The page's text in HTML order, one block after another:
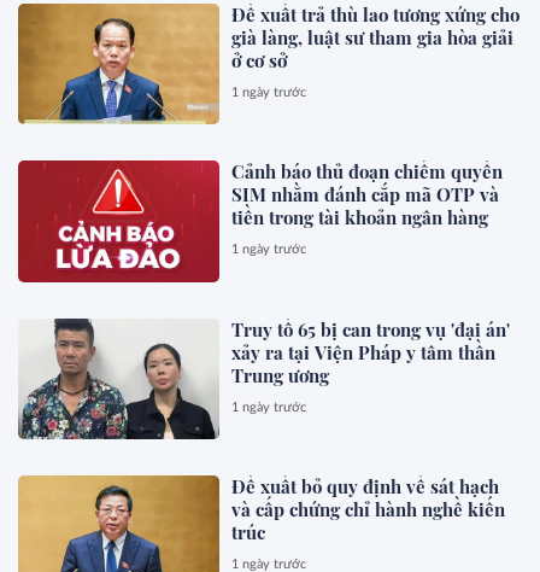
Đề xuất trả thù lao tương xứng cho
già làng, luật sư tham gia hòa giải
ở cơ sở
1 ngày trước
Cảnh báo thủ đoạn chiếm quyền
SIM nhằm đánh cắp mã OTP và
tiền trong tài khoản ngân hàng
1 ngày trước
Truy tố 65 bị can trong vụ 'đại án'
xảy ra tại Viện Pháp y tâm thần
Trung ương
1 ngày trước
Đề xuất bỏ quy định về sát hạch
và cấp chứng chỉ hành nghề kiến
trúc
1 ngày trước